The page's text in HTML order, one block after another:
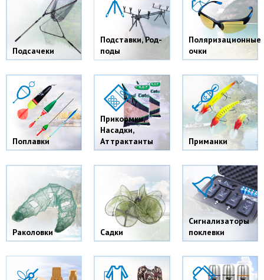
Подсачеки
Подставки, Род-
поды
Поляризационные
очки
Поплавки
Прикормки,
Насадки,
Аттрактанты
Приманки
Раколовки Садки
Сигнализаторы
поклевки